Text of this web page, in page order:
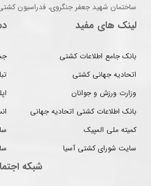
ساختمان شهید جعفر جنگروی، فدراسیون
لینک های مفید
بانک جامع اطلاعات کشتی
اتحادیه جهانی کشتی
وزارت ورزش و جوانان
بانک اطلاعات کشتی اتحادیه جهانی
کمیته ملی المپیک
سایت شورای کشتی آسیا
شبکه